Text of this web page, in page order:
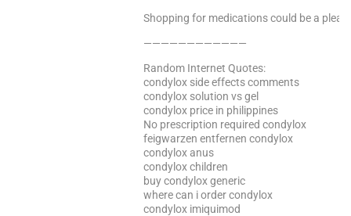
Shopping for medications could be a
————————————
Random Internet Quotes:
condylox side effects comments
condylox solution vs gel
condylox price in philippines
No prescription required condylox
feigwarzen entfernen condylox
condylox anus
condylox children
buy condylox generic
where can i order condylox
condylox imiquimod